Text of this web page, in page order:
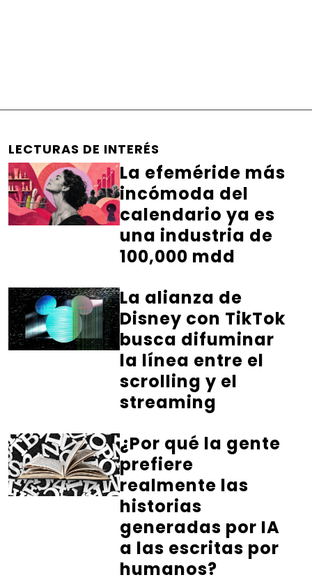
LECTURAS DE INTERÉS
La efeméride más
incómoda del
calendario ya es
una industria de
100,000 mdd
La alianza de
Disney con TikTok
busca difuminar
la línea entre el
scrolling y el
streaming
¿Por qué la gente
prefiere
realmente las
historias
generadas por IA
a las escritas por
humanos?